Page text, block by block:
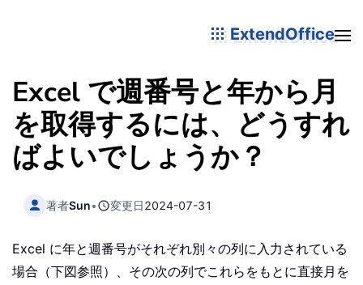
ExtendOffice
Excel で週番号と年から月
を取得するには、どうすれ
ばよいでしょうか？
著者Sun• 変更日2024-07-31
Excel に年と週番号がそれぞれ別々の列に入力されている
場合（下図参照）、その次の列でこれらをもとに直接月を